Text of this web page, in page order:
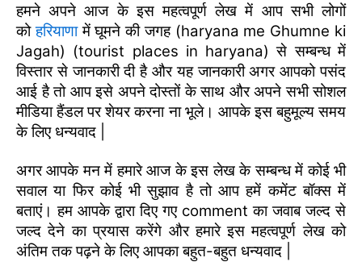
हमने अपने आज के इस महत्वपूर्ण लेख में आप सभी लोगों
कोहरियाणामें घूमने की जगह (haryana me Ghumne ki
Jagah) (tourist places in haryana) से सम्बन्ध में
विस्तार से जानकारी दी है और यह जानकारी अगर आपको पसंद
आई है तो आप इसे अपने दोस्तों के साथ और अपने सभी सोशल
मीडिया हैंडल पर शेयर करना ना भूले। आपके इस बहुमूल्य समय
के लिए धन्यवाद |
अगर आपके मन में हमारे आज के इस लेख के सम्बन्ध में कोई भी
सवाल या फिर कोई भी सुझाव है तो आप हमें कमेंट बॉक्स में
बताएं। हम आपके द्वारा दिए गए comment का जवाब जल्द से
जल्द देने का प्रयास करेंगे और हमारे इस महत्वपूर्ण लेख को
अंतिम तक पढ़ने के लिए आपका बहुत-बहुत धन्यवाद |